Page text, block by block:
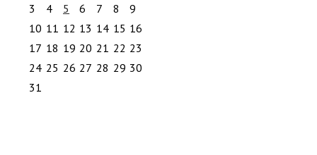
3
4 5 6 7 8
9
10 11 12 13 14 15 16
17 18 19 20 21 22 23
24 25 26 27 28 29 30
31